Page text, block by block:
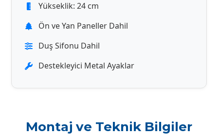
Yükseklik: 24 cm
Ön ve Yan Paneller Dahil
Duş Sifonu Dahil
Destekleyici Metal Ayaklar
Montaj ve Teknik Bilgiler